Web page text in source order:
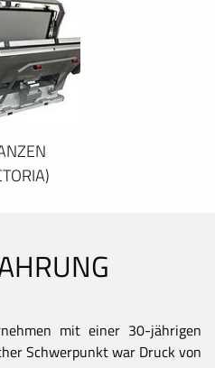
mit einer 30-jährigen
Schwerpunkt war Druck von